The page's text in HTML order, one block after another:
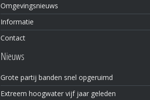
Omgevingsnieuws
Informatie
Contact
Nieuws
Grote partij banden snel opgeruimd
Extreem hoogwater vijf jaar geleden